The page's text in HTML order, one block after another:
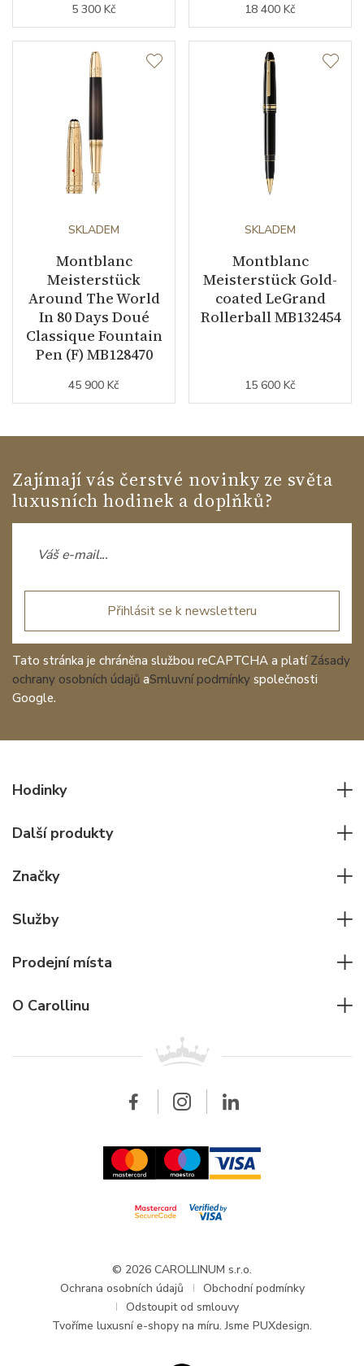
5 300 Kč 18 400 Kč
SKLADEM
Montblanc
Meisterstück
Around The World
In 80 Days Doué
Classique Fountain
Pen (F) MB128470
45 900 Kč
SKLADEM
Montblanc
Meisterstück Gold-
coated LeGrand
Rollerball MB132454
15 600 Kč
Zajímají vás čerstvé novinky ze světa
luxusních hodinek a doplňků?
Přihlásit se k newsletteru
Tato stránka je chráněna službou reCAPTCHA a platí Zásady
ochrany osobních údajů aSmluvní podmínky společnosti
Google.
Hodinky
Dámské hodinky
Pilotní hodinky
Potápěčské hodinky
Další produkty
Ostatní doplňky
Značky
Cartier
Breitling
Služby
Pro firmy
Velkoobchod
Prodejní místa
O Carollinu
Velkoobchod
O společnosti Carollinum
Aktuality a oznámení
© 2026 CAROLLINUM s.r.o.
Ochrana osobních údajů
Obchodní podmínky
Odstoupit od smlouvy
Tvoříme luxusní e-shopy na míru. Jsme PUXdesign.